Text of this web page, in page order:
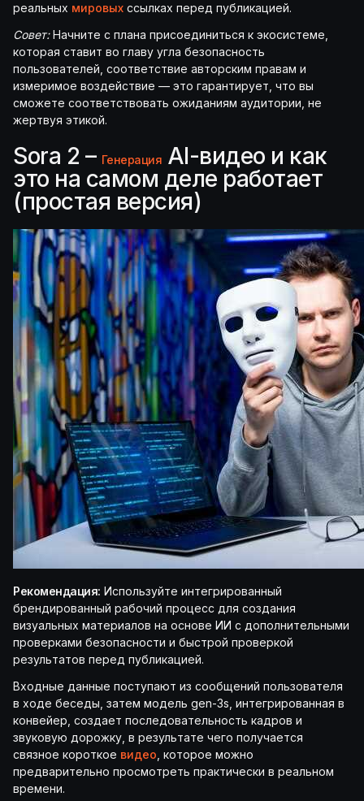
реальных мировых ссылках перед публикацией.
Совет:Начните с плана присоединиться к экосистеме,
которая ставит во главу угла безопасность
пользователей, соответствие авторским правам и
измеримое воздействие — это гарантирует, что вы
сможете соответствовать ожиданиям аудитории, не
жертвуя этикой.
Sora 2 – Генерация AI-видео и как
это на самом деле работает
(простая версия)
Рекомендация: Используйте интегрированный
брендированный рабочий процесс для создания
визуальных материалов на основе ИИ с дополнительными
проверками безопасности и быстрой проверкой
результатов перед публикацией.
Входные данные поступают из сообщений пользователя
в ходе беседы, затем модель gen-3s, интегрированная в
конвейер, создает последовательность кадров и
звуковую дорожку, в результате чего получается
связное короткое видео , которое можно
предварительно просмотреть практически в реальном
времени.